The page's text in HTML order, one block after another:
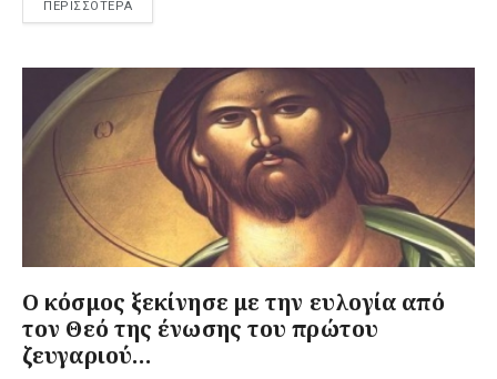
ΠΕΡΙΣΣΟΤΕΡΑ
Ο κόσμος ξεκίνησε με την ευλογία από
τον Θεό της ένωσης του πρώτου
ζευγαριού…